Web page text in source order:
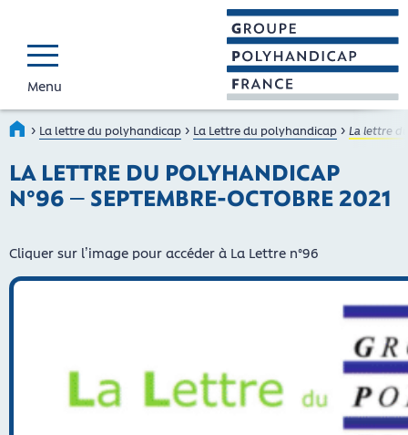
GROUPE
Faire connaître et
Menu
Accueil
› La lettre du polyhandicap › La Lettre du polyhandicap › La lettre
LA LETTRE DU POLYHANDICAP
N°96 – SEPTEMBRE-OCTOBRE 2021
Cliquer sur l’image pour accéder à La Lettre n°96